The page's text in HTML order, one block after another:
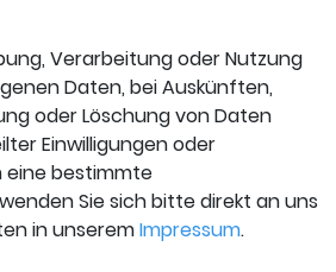
Verarbeitung oder Nutzung
Daten, bei Auskünften,
oder Löschung von Daten
Einwilligungen oder
eine bestimmte
Sie sich bitte direkt an uns
in unseremImpressum.